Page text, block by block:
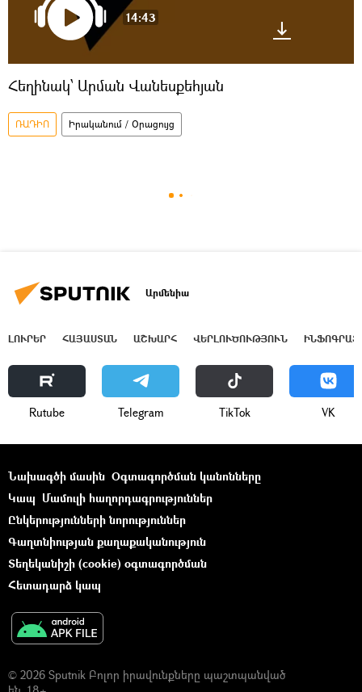
14:43
Հեղինակ՝ Արման Վանեսքեհյան
ՌԱԴԻՈ Իրականում / Օրացույց
Արմենիա
ԼՈՒՐԵՐ ՀԱՅԱՍՏԱՆ ԱՇԽԱՐՀ ՎԵՐԼՈՒԾՈՒԹՅՈՒՆ
Rutube Telegram ТikТоk VK
Նախագծի մասին Օգտագործման կանոնները
Կապ Մամուլի հաղորդագրություններ
Ընկերությունների նորություններ
Գաղտնիության քաղաքականություն
Տեղեկանիշի (cookie) օգտագործման
Հետադարձ կապ
© 2026 Sputnik Բոլոր իրավունքները պաշտպանված